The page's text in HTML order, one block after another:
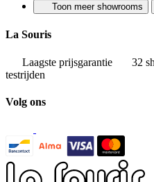
Toon meer showrooms
La Souris
Laagste prijsgarantie 32
testrijden
Volg ons